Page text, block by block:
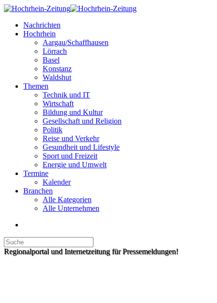
Nachrichten
Hochrhein
Aargau/Schaffhausen
Lörrach
Basel
Konstanz
Waldshut
Themen
Technik und IT
Wirtschaft
Bildung und Kultur
Gesellschaft und Religion
Politik
Reise und Verkehr
Gesundheit und Lifestyle
Sport und Freizeit
Energie und Umwelt
Termine
Kalender
Branchen
Alle Kategorien
Alle Unternehmen
Regionalportal und Internetzeitung für Pressemeldungen!